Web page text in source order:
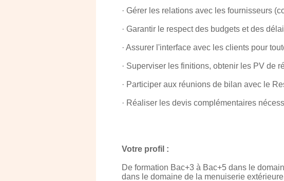
· Gérer les relations avec les fournisseurs
· Garantir le respect des budgets et des
· Assurer l'interface avec les clients pour
· Superviser les finitions, obtenir les PV de
· Participer aux réunions de bilan avec le
· Réaliser les devis complémentaires
Votre profil :
De formation Bac+3 à Bac+5 dans le
dans le domaine de la menuiserie